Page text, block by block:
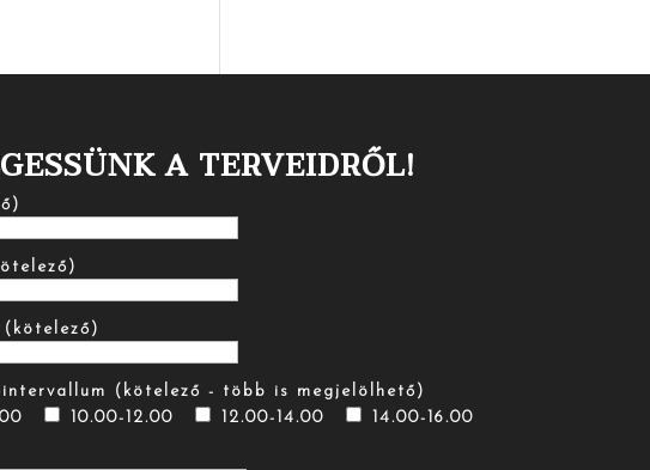
A TERVEIDRŐL!
(kötelező)
(kötelező - több is megjelölhető)
10.00-12.00 12.00-14.00 14.00-16.00